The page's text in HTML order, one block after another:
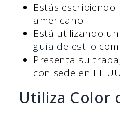
Estás
americano
Está utilizando
guía de estilo
Presenta su
con sede en
Utiliza Color